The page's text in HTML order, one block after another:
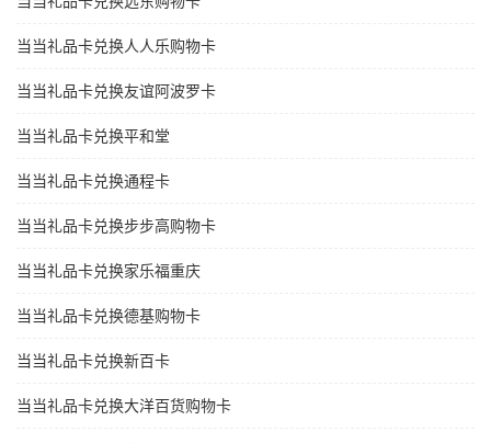
当当礼品卡兑换人人乐购物卡
当当礼品卡兑换友谊阿波罗卡
当当礼品卡兑换平和堂
当当礼品卡兑换通程卡
当当礼品卡兑换步步高购物卡
当当礼品卡兑换家乐福重庆
当当礼品卡兑换德基购物卡
当当礼品卡兑换新百卡
当当礼品卡兑换大洋百货购物卡